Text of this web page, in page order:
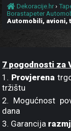
Dekoracije.hr›
Borastapeter
Automobili, avioni,
7 pogodnosti za
1. Provjerena
tržištu
2. Mogućnost
dana
3. Garancija